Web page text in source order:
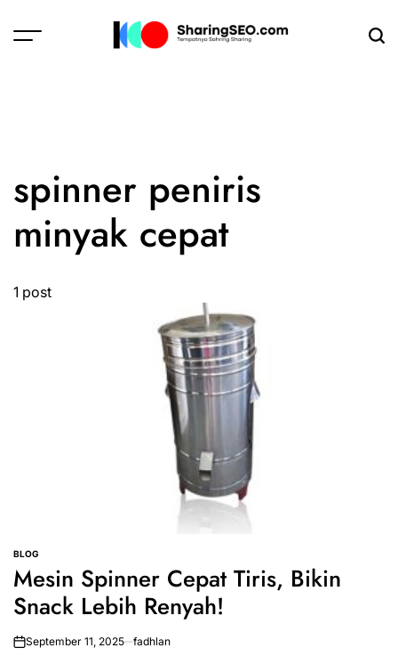
spinner peniris
minyak cepat
1 post
POSTED
IN
BLOG
Mesin Spinner Cepat Tiris, Bikin
Snack Lebih Renyah!
onSeptember 11, 2025 fadhlan